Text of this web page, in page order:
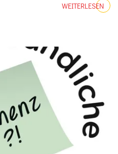
WEITERLESEN